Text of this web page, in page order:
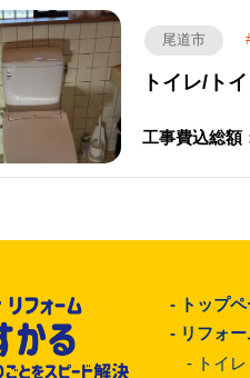
尾道市
トイレ/ト
工事費込総額
- トップ
- リフォ
- トイレ